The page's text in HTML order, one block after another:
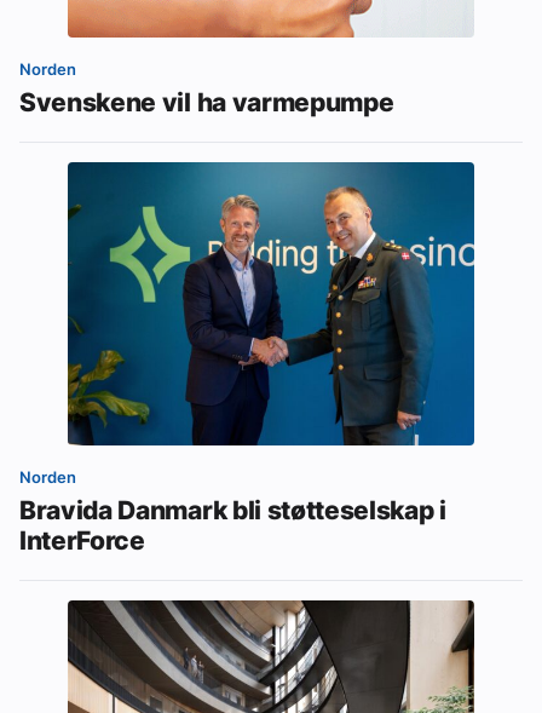
Norden
Svenskene vil ha varmepumpe
Norden
Bravida Danmark bli støtteselskap i
InterForce